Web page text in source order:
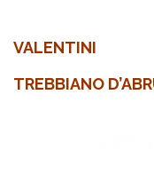
VALENTINI
TREBBIANO